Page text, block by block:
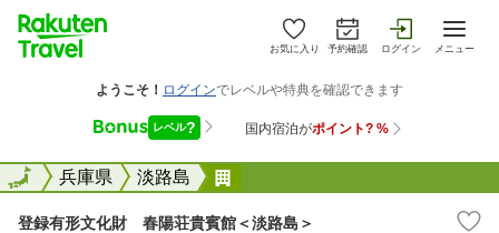
お気に入り 予約確認 ログイン メニュー
全国兵庫県 淡路島
全国
登録有形文化財 春陽荘貴賓館＜淡路島＞